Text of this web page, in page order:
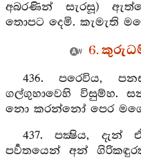
අබරණින් සැරසූ)
තොපට දෙමි. කැමැති
6.
436. පරෙවිය,
ගල්ගුහාවෙහි විසුම්හ.
නො කරන්නෝ පෙර
437. පක්‍ෂිය,
පර්‍වතයෙන් අන්